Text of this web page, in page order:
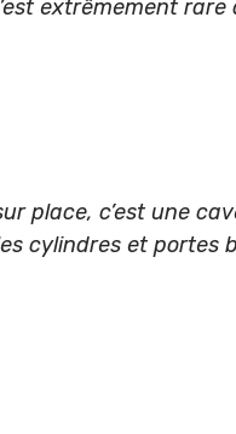
extrêmement rare
place, c’est une
cylindres et portes